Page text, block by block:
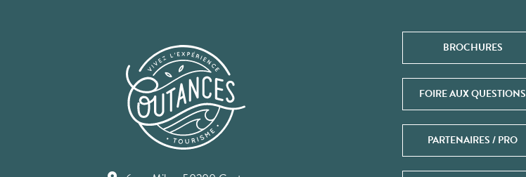
BROCHURES
FOIRE AUX QUESTIONS
PARTENAIRES / PRO